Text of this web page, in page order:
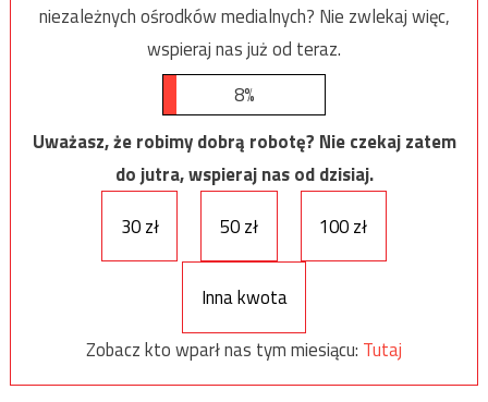
niezależnych ośrodków medialnych? Nie zwlekaj więc,
wspieraj nas już od teraz.
8%
Uważasz, że robimy dobrą robotę? Nie czekaj zatem
do jutra, wspieraj nas od dzisiaj.
30 zł
50 zł 100 zł
Inna kwota
Zobacz kto wparł nas tym miesiącu: Tutaj